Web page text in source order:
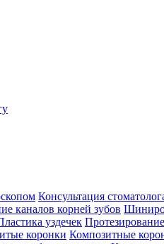
Консультация
каналов корней зубов
уздечек
коронки Композитные